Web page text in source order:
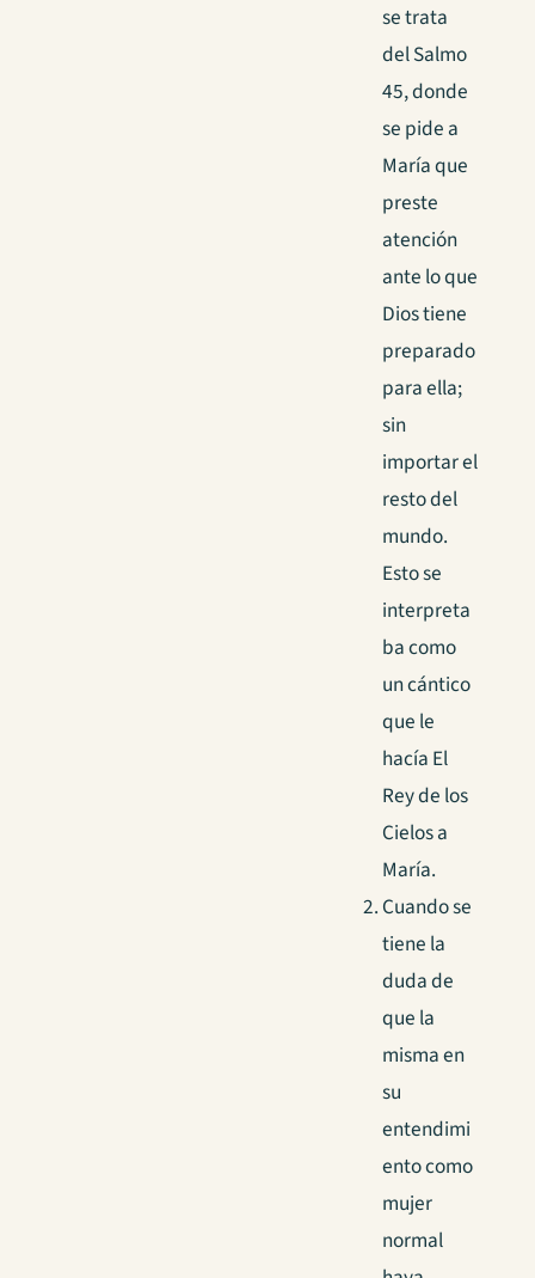
se trata
del Salmo
45, donde
se pide a
María que
preste
atención
ante lo que
Dios tiene
preparado
para ella;
sin
importar el
resto del
mundo.
Esto se
interpreta
ba como
un cántico
que le
hacía El
Rey de los
Cielos a
María.
Cuando se
tiene la
duda de
que la
misma en
su
entendimi
ento como
mujer
normal